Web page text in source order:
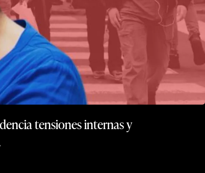
tensiones internas y